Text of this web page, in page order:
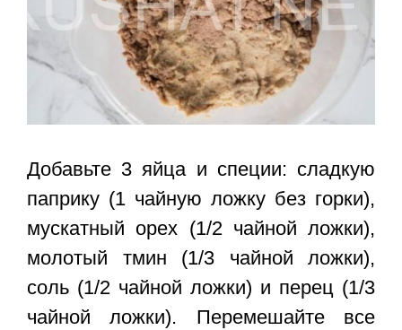
Добавьте 3 яйца и специи: сладкую
паприку (1 чайную ложку без горки),
мускатный орех (1/2 чайной ложки),
молотый тмин (1/3 чайной ложки),
соль (1/2 чайной ложки) и перец (1/3
чайной ложки). Перемешайте все